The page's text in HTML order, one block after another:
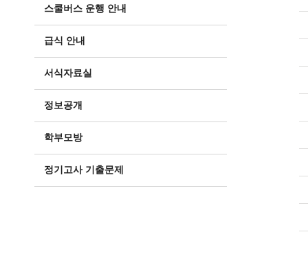
스쿨버스 운행 안내
급식 안내
서식자료실
정보공개
학부모방
정기고사 기출문제